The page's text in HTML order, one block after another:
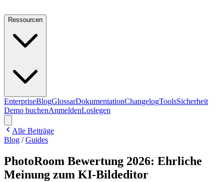
Ressourcen
EnterpriseBlogGlossarDokumentationChangelogToolsSicherheit
Demo buchenAnmeldenLoslegen
Alle Beiträge
Blog /Guides
PhotoRoom Bewertung 2026: Ehrliche
Meinung zum KI-Bildeditor